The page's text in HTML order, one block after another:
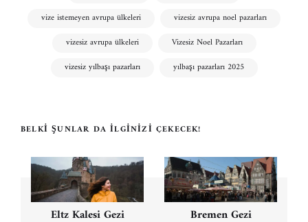
vize istemeyen avrupa ülkeleri
vizesiz avrupa noel pazarları
vizesiz avrupa ülkeleri
Vizesiz Noel Pazarları
vizesiz yılbaşı pazarları
yılbaşı pazarları 2025
BELKI ŞUNLAR DA İLGINIZI ÇEKECEK!
Eltz Kalesi Gezi Bremen Gezi
Yazı
gezinmesi